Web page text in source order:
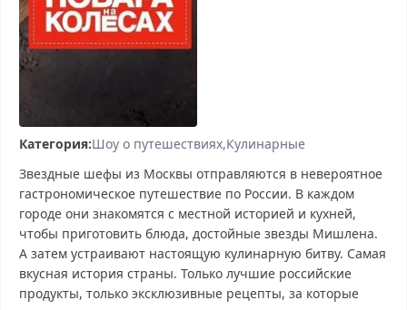
Категория:Шоу о путешествиях Кулинарные
Звездные шефы из Москвы отправляются в невероятное
гастрономическое путешествие по России. В каждом
городе они знакомятся с местной историей и кухней,
чтобы приготовить блюда, достойные звезды Мишлена.
А затем устраивают настоящую кулинарную битву. Самая
вкусная история страны. Только лучшие российские
продукты, только эксклюзивные рецепты, за которые